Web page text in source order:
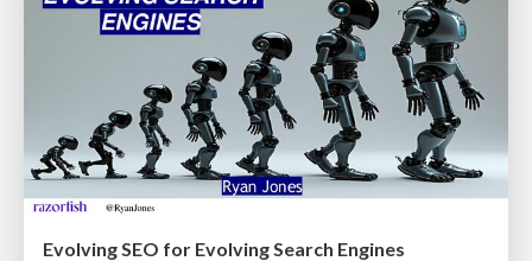
Evolving SEO for Evolving Search Engines